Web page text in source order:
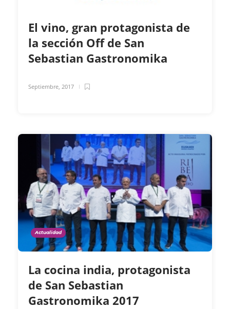
El vino, gran protagonista de
la sección Off de San
Sebastian Gastronomika
Septiembre, 2017
Actualidad
La cocina india, protagonista
de San Sebastian
Gastronomika 2017